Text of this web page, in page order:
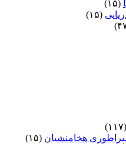
(۱۵)
(۱۵)
(۱۱۷)
هخامنشیان (۱۵)